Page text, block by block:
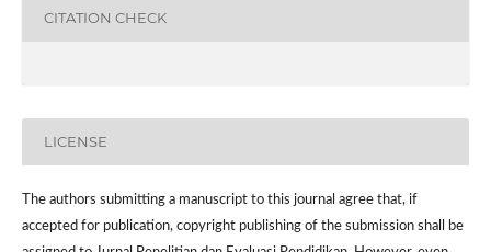
CITATION CHECK
LICENSE
The authors submitting a manuscript to this journal agree that, if
accepted for publication, copyright publishing of the submission shall be